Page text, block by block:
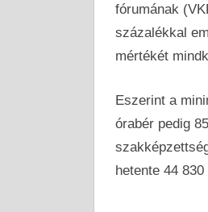
fórumának
százalékkal
mértékét
Eszerint a
órabér pedig
hetente 44